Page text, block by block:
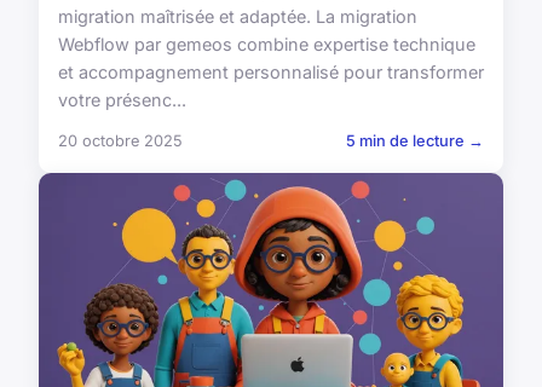
migration maîtrisée et adaptée. La migration
Webflow par gemeos combine expertise technique
et accompagnement personnalisé pour transformer
votre présenc...
20 octobre 2025 5 min de lecture →